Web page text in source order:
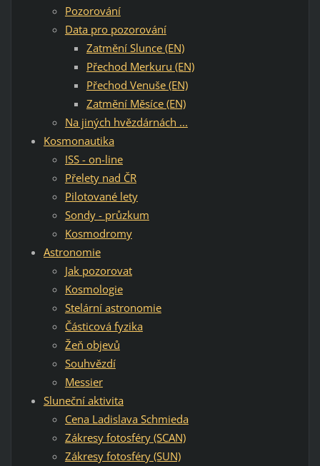
Pozorování
Data pro pozorování
Zatmění Slunce (EN)
Přechod Merkuru (EN)
Přechod Venuše (EN)
Zatmění Měsíce (EN)
Na jiných hvězdárnách ...
Kosmonautika
ISS - on-line
Přelety nad ČR
Pilotované lety
Sondy - průzkum
Kosmodromy
Astronomie
Jak pozorovat
Kosmologie
Stelární astronomie
Částicová fyzika
Žeň objevů
Souhvězdí
Messier
Sluneční aktivita
Cena Ladislava Schmieda
Zákresy fotosféry (SCAN)
Zákresy fotosféry (SUN)